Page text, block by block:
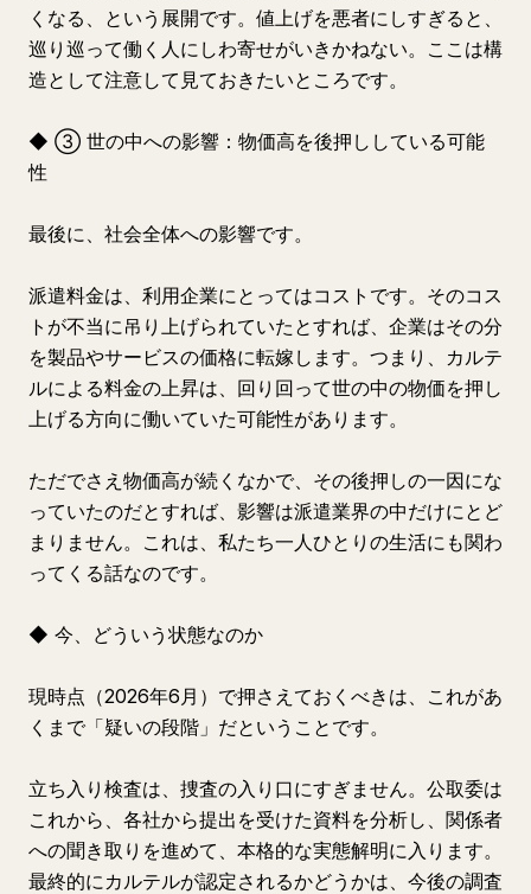
くなる、という展開です。値上げを悪者にしすぎると、
巡り巡って働く人にしわ寄せがいきかねない。ここは構
造として注意して見ておきたいところです。
◆ ③ 世の中への影響：物価高を後押ししている可能
性
最後に、社会全体への影響です。
派遣料金は、利用企業にとってはコストです。そのコス
トが不当に吊り上げられていたとすれば、企業はその分
を製品やサービスの価格に転嫁します。つまり、カルテ
ルによる料金の上昇は、回り回って世の中の物価を押し
上げる方向に働いていた可能性があります。
ただでさえ物価高が続くなかで、その後押しの一因にな
っていたのだとすれば、影響は派遣業界の中だけにとど
まりません。これは、私たち一人ひとりの生活にも関わ
ってくる話なのです。
◆ 今、どういう状態なのか
現時点（2026年6月）で押さえておくべきは、これがあ
くまで「疑いの段階」だということです。
立ち入り検査は、捜査の入り口にすぎません。公取委は
これから、各社から提出を受けた資料を分析し、関係者
への聞き取りを進めて、本格的な実態解明に入ります。
最終的にカルテルが認定されるかどうかは、今後の調査